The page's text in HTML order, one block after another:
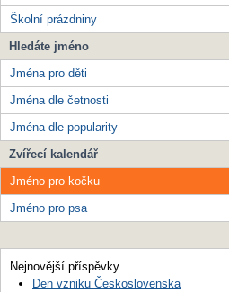
Školní prázdniny
Hledáte jméno
Jména pro děti
Jména dle četnosti
Jména dle popularity
Zvířecí kalendář
Jméno pro kočku
Jméno pro psa
Nejnovější příspěvky
Den vzniku Československa